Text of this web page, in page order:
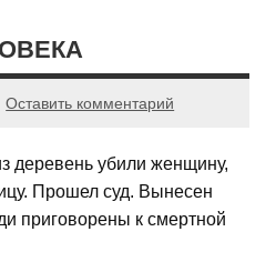
Оставить комментарий
деревень убили женщину,
Прошел суд. Вынесен
приговорены к смертной